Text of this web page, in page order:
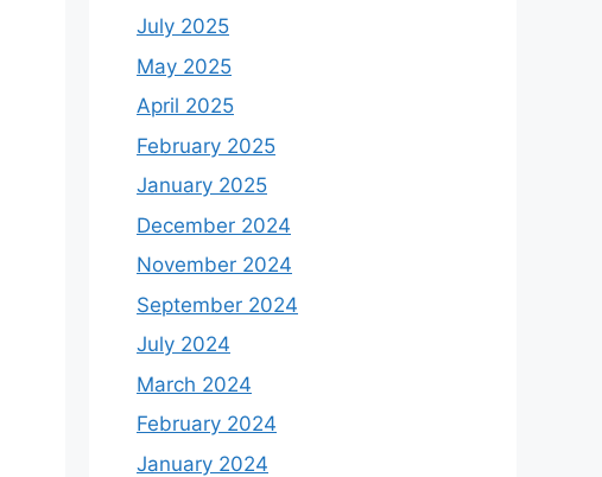
July 2025
May 2025
April 2025
February 2025
January 2025
December 2024
November 2024
September 2024
July 2024
March 2024
February 2024
January 2024